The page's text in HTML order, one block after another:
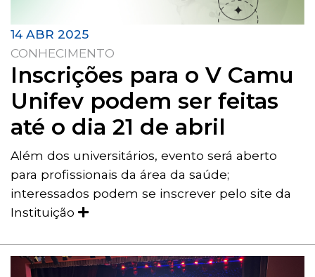
14 ABR 2025
CONHECIMENTO
Inscrições para o V Camu
Unifev podem ser feitas
até o dia 21 de abril
Além dos universitários, evento será aberto
para profissionais da área da saúde;
interessados podem se inscrever pelo site da
Instituição